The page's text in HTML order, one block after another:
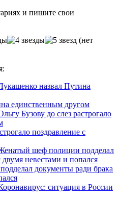
и пишите свои
(нет
единственным другом
поздравление с
документы ради брака